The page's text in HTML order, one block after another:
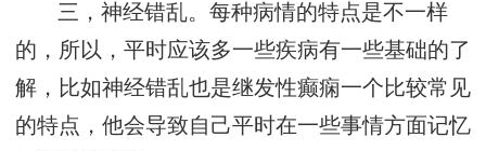
三，神经错乱。每种病情的特点是不一样
的，所以，平时应该多一些疾病有一些基础的了
解，比如神经错乱也是继发性癫痫一个比较常见
的特点，他会导致自己平时在一些事情方面记忆